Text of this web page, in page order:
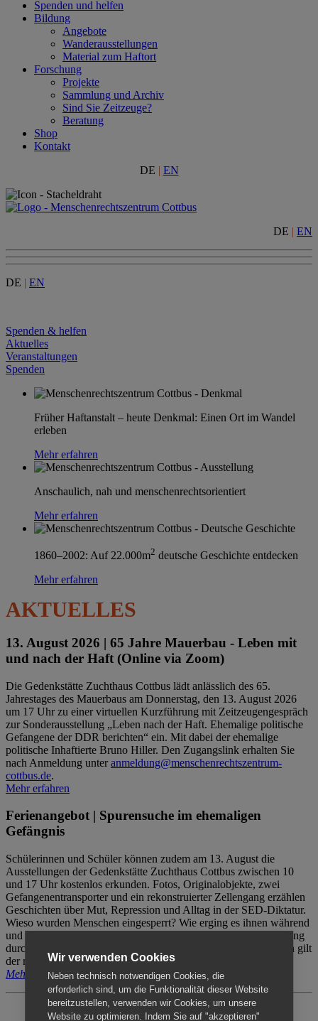
Spenden und helfen
Bildung
Angebote
Wanderausstellungen
Material zum Haftort
Forschung
Projekte
Sammlung und Archiv
Sind Sie Zeitzeuge?
Beratung
Shop
Kontakt
DE | EN
DE | EN
DE | EN
Spenden & helfen
Aktuelles
Veranstaltungen
Spenden
Früher Haftanstalt – heute Denkmal: Einen Ort im Wandel
erleben
Mehr erfahren
Anschaulich, nah und menschenrechtsorientiert
Mehr erfahren
1860–2002: Auf 22.000m2 deutsche Geschichte entdecken
Mehr erfahren
AKTUELLES
13. August 2026 | 65 Jahre Mauerbau - Leben mit
und nach der Haft (Online via Zoom)
Die Gedenkstätte Zuchthaus Cottbus lädt anlässlich des 65.
Jahrestages des Mauerbaus am Donnerstag, den 13. August 2026
um 17 Uhr zu einer virtuellen Kurzführung mit Zeitzeugengespräch
zur Sonderausstellung „Leben nach der Haft. Ehemalige politische
Gefangene der DDR berichten“ ein. Mit dabei der ehemalige
politische Inhaftierte Bruno Hiller. Den Zugangslink erhalten Sie
nach Anmeldung unteranmeldung@menschenrechtszentrum-
cottbus.de.
Mehr erfahren
Ferienangebot | Spurensuche im ehemaligen
Gefängnis
Schülerinnen und Schüler können zudem am 13. August die
Ausstellungen der Gedenkstätte Zuchthaus Cottbus zwischen 10
und 17 Uhr kostenlos erkunden. Fotos, Originalobjekte, zwei
Gefangenentransporter und ein rekonstruierter Zellengang erzählen
Geschichten über Mut, Repression und Alltag in der SED-Diktatur.
Wieso wurden Menschen eingesperrt? Wie erging es ihnen während
und nach der Haft? Der Besuch erfolgt individuell ohne Betreuung
durch das Menschenrechtszentrum Cottbus. Für Begleitpersonen gilt
der reguläre Eintritt (8€ / ermäßigt 5€).
Mehr erfahren
Wir verwenden Cookies
Neben technisch notwendigen Cookies, die
erforderlich sind, um die Funktionalität dieser Website
bereitzustellen, verwenden wir Cookies, um unsere
Website zu optimieren. Indem Sie auf "akzeptieren"